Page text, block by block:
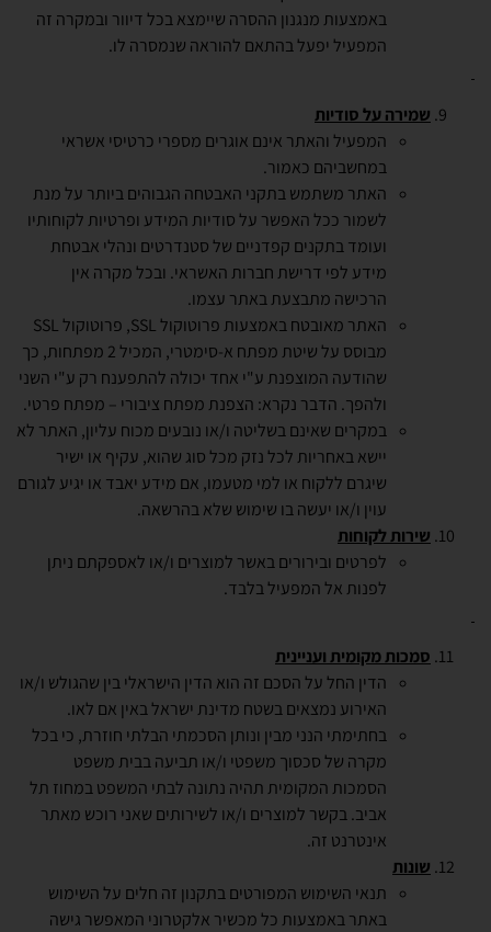
באמצעות מנגנון ההסרה שיימצא בכל דיוור ובמקרה זה
המפעיל יפעל בהתאם להוראה שנמסרה לו.
שמירה על סודיות
המפעיל והאתר אינם אוגרים מספרי כרטיסי אשראי
במחשביהם כאמור.
האתר משתמש בתקני האבטחה הגבוהים ביותר על מנת
לשמור ככל האפשר על סודיות המידע ופרטיות לקוחותיו
ועומד בתקנים קפדניים של סטנדרטים ונהלי אבטחת
מידע לפי דרישת חברות האשראי. ובכל מקרה אין
הרכישה מתבצעת באתר עצמו.
האתר מאובטח באמצעות פרוטוקול SSL, פרוטוקול SSL
מבוסס על שיטת מפתח א-סימטרי, המכיל 2 מפתחות, כך
שהודעה המוצפנת ע"י אחד יכולה להתפענח רק ע"י השני
ולהפך. הדבר נקרא: הצפנת מפתח ציבורי – מפתח פרטי.
במקרים שאינם בשליטה ו/או נובעים מכוח עליון, האתר לא
יישא באחריות לכל נזק מכל סוג שהוא, עקיף או ישיר
שיגרם ללקוח או למי מטעמו, אם מידע יאבד או יגיע לגורם
עוין ו/או יעשה בו שימוש שלא בהרשאה.
שירות לקוחות
לפרטים ובירורים באשר למוצרים ו/או לאספקתם ניתן
לפנות אל המפעיל בלבד.
סמכות מקומית ועניינית
הדין החל על הסכם זה הוא הדין הישראלי בין שהגולש ו/או
האירוע נמצאים בשטח מדינת ישראל באין אם לאו.
בחתימתי הנני מבין ונותן הסכמתי הבלתי חוזרת, כי בכל
מקרה של סכסוך משפטי ו/או תביעה בבית משפט
הסמכות המקומית תהיה נתונה לבתי המשפט במחוז תל
אביב. בקשר למוצרים ו/או לשירותים שאני רוכש מאתר
אינטרנט זה.
שונות
תנאי השימוש המפורטים בתקנון זה חלים על השימוש
באתר באמצעות כל מכשיר אלקטרוני המאפשר גישה